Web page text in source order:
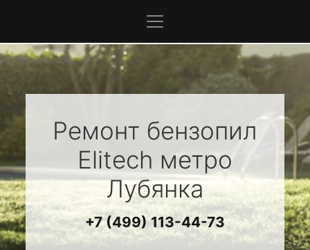
Ремонт бензопил
Elitech метро
Лубянка
+7 (499) 113-44-73